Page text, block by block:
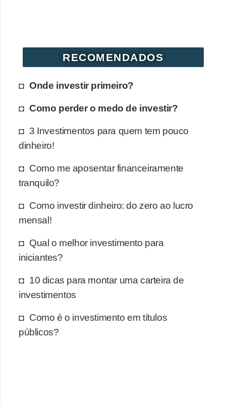
RECOMENDADOS
Onde investir primeiro?
Como perder o medo de investir?
3 Investimentos para quem tem pouco
dinheiro!
Como me aposentar financeiramente
tranquilo?
Como investir dinheiro: do zero ao lucro
mensal!
Qual o melhor investimento para
iniciantes?
10 dicas para montar uma carteira de
investimentos
Como é o investimento em títulos
públicos?